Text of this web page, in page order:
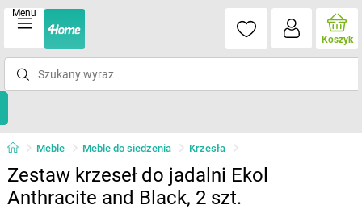
Menu
Koszyk
Meble Meble do siedzenia Krzesła
Zestaw krzeseł do jadalni Ekol
Anthracite and Black, 2 szt.